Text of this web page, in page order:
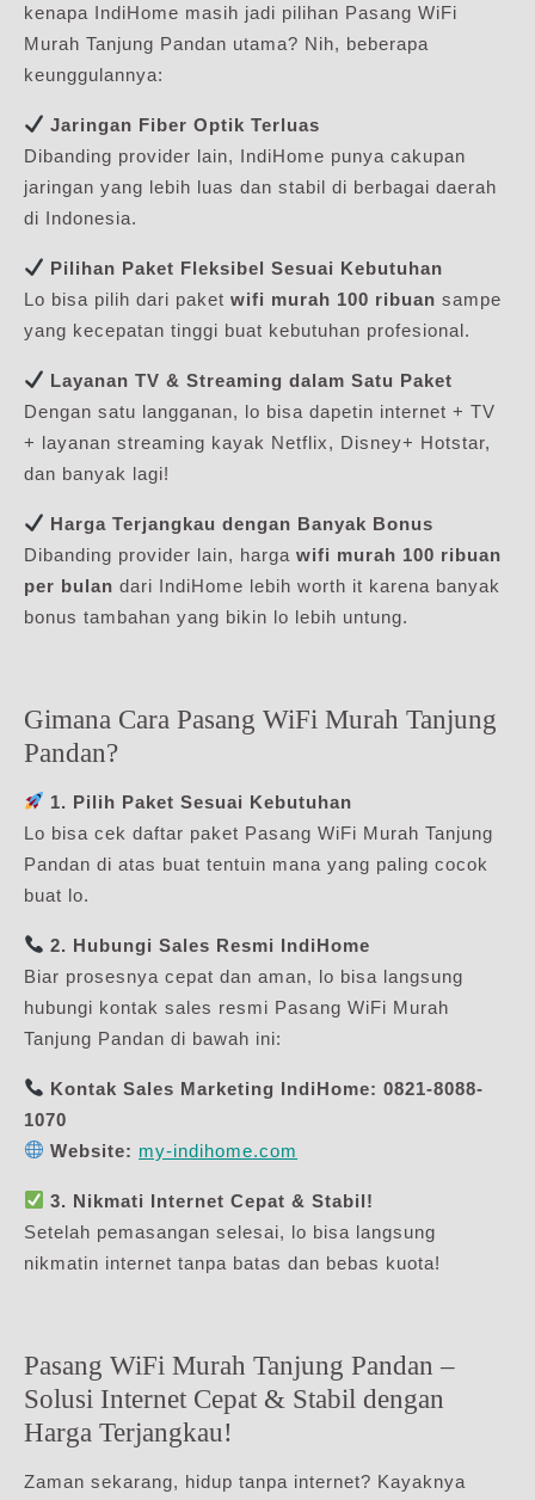
kenapa IndiHome masih jadi pilihan Pasang WiFi
Murah Tanjung Pandan utama? Nih, beberapa
keunggulannya:
Jaringan Fiber Optik Terluas
Dibanding provider lain, IndiHome punya cakupan
jaringan yang lebih luas dan stabil di berbagai daerah
di Indonesia.
Pilihan Paket Fleksibel Sesuai Kebutuhan
Lo bisa pilih dari paket wifi murah 100 ribuan sampe
yang kecepatan tinggi buat kebutuhan profesional.
Layanan TV & Streaming dalam Satu Paket
Dengan satu langganan, lo bisa dapetin internet + TV
+ layanan streaming kayak Netflix, Disney+ Hotstar,
dan banyak lagi!
Harga Terjangkau dengan Banyak Bonus
Dibanding provider lain, harga wifi murah 100 ribuan
per bulan dari IndiHome lebih worth it karena banyak
bonus tambahan yang bikin lo lebih untung.
Gimana Cara Pasang WiFi Murah Tanjung
Pandan?
1. Pilih Paket Sesuai Kebutuhan
Lo bisa cek daftar paket Pasang WiFi Murah Tanjung
Pandan di atas buat tentuin mana yang paling cocok
buat lo.
2. Hubungi Sales Resmi IndiHome
Biar prosesnya cepat dan aman, lo bisa langsung
hubungi kontak sales resmi Pasang WiFi Murah
Tanjung Pandan di bawah ini:
Kontak Sales Marketing IndiHome: 0821-8088-
1070
Website: my-indihome.com
3. Nikmati Internet Cepat & Stabil!
Setelah pemasangan selesai, lo bisa langsung
nikmatin internet tanpa batas dan bebas kuota!
Pasang WiFi Murah Tanjung Pandan –
Solusi Internet Cepat & Stabil dengan
Harga Terjangkau!
Zaman sekarang, hidup tanpa internet? Kayaknya